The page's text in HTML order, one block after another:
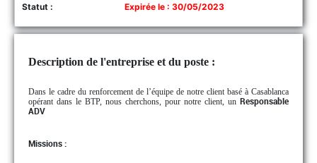
Statut :
Expirée le : 30/05/2023
Description de l'entreprise et du poste :
Dans le cadre du renforcement de l’équipe de notre client basé à Casablanca
opérant dans le BTP, nous cherchons, pour notre client, un Responsable
ADV
Missions :